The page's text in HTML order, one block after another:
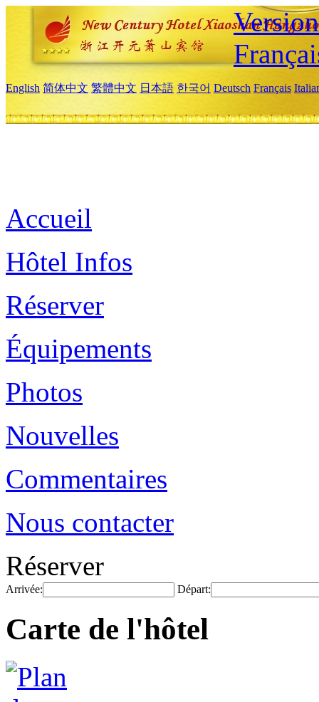
English 简体中文 繁體中文 日本語 한국어 Deutsch Français
Accueil
Hôtel Infos
Réserver
Équipements
Photos
Nouvelles
Commentaires
Nous contacter
Réserver
Arrivée: Départ:
Carte de l'hôtel